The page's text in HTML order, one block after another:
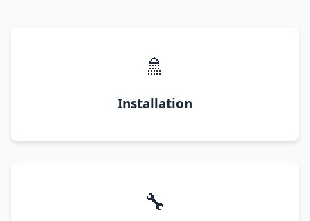
🚿
Installation
🔧